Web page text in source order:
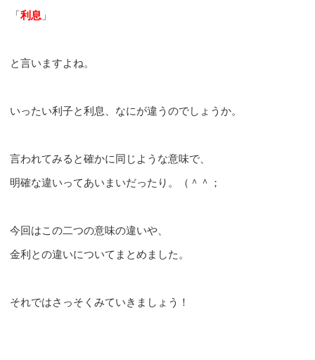
「利息 」
と言いますよね。
いったい利子と利息、なにが違うのでしょうか。
言われてみると確かに同じような意味で、
明確な違いってあいまいだったり。（＾＾；
今回はこの二つの意味の違いや、
金利との違いについてまとめました。
それではさっそくみていきましょう！